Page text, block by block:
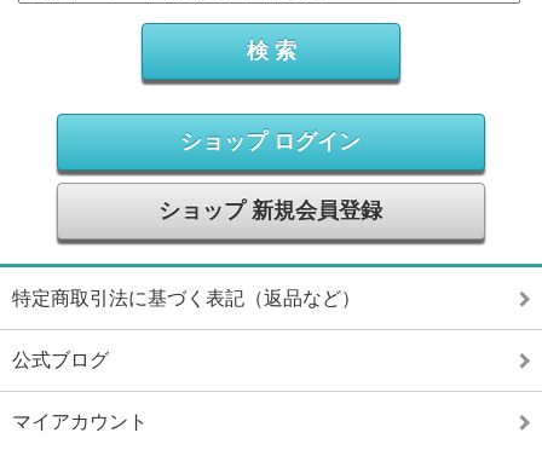
ショップ ログイン
ショップ 新規会員登録
特定商取引法に基づく表記（返品など）
公式ブログ
マイアカウント